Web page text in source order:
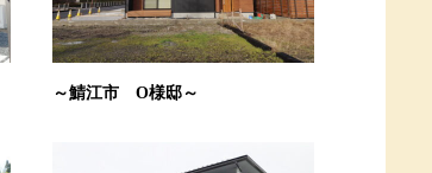
～鯖江市 O様邸～